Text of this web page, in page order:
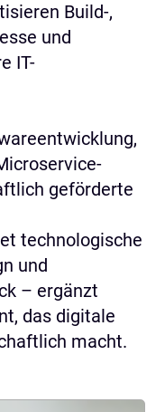
Build-,
und
IT-
geförderte
technologische
und
– ergänzt
das digitale
macht.